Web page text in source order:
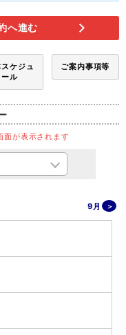
へ進む
ケジュ
ール
ご案内事項等
面が表示されます
9月